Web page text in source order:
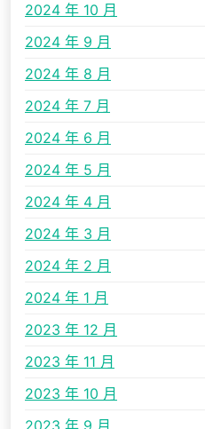
2024 年 10 月
2024 年 9 月
2024 年 8 月
2024 年 7 月
2024 年 6 月
2024 年 5 月
2024 年 4 月
2024 年 3 月
2024 年 2 月
2024 年 1 月
2023 年 12 月
2023 年 11 月
2023 年 10 月
2023 年 9 月